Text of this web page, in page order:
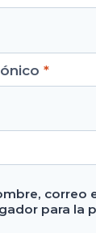
*
correo
para la